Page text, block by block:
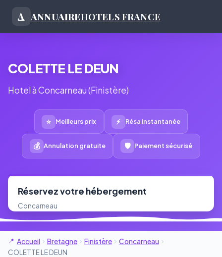
A ANNUAIREHOTELS FRANCE
COLETTE LE DEUN
Hotel à Concarneau (Finistère)
⭐ Meilleurs prix ⚡ Résa instantanée
💰 Annulation gratuite 🛡 Paiement sécurisé
Réservez votre hébergement
Concarneau
Accueil Bretagne Finistère
Concarneau
COLETTE LE DEUN